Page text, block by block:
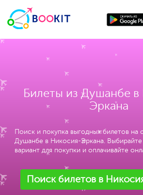
Билеты из Душанбе
Эркана
Поиск и покупка выгодных билетов на
Душанбе в Никосия-Эркана.
вариант для покупки и оплачивайте
Поиск билетов в